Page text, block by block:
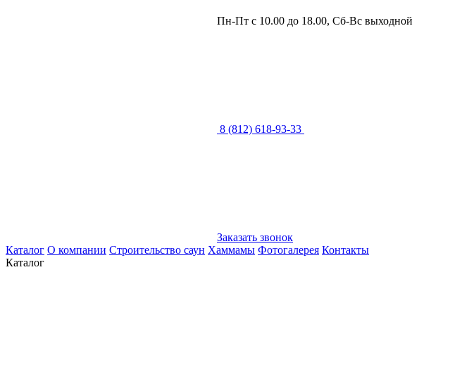
Пн-Пт с 10.00 до 18.00, Сб-Вс выходной
8 (812) 618-93-33
Заказать звонок
Каталог О компании Строительство саун Хаммамы Фотогалерея Контакты
Каталог